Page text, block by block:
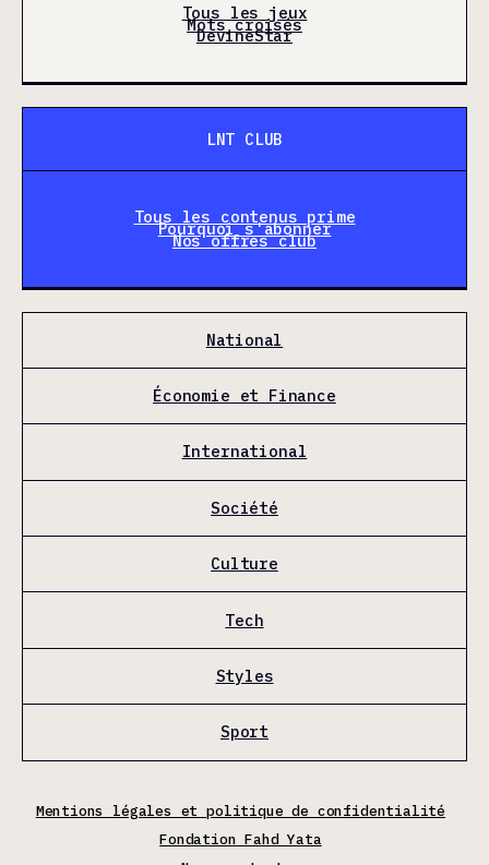
Tous les jeux
Mots croisés
DevineStar
LNT CLUB
Tous les contenus prime
Pourquoi s'abonner
Nos offres club
National
Économie et Finance
International
Société
Culture
Tech
Styles
Sport
Mentions légales et politique de confidentialité
Fondation Fahd Yata